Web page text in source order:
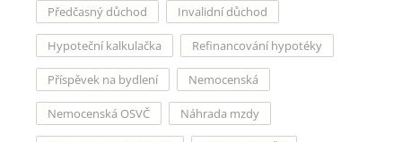
Předčasný důchod Invalidní důchod
Hypoteční kalkulačka Refinancování hypotéky
Příspěvek na bydlení Nemocenská
Nemocenská OSVČ Náhrada mzdy